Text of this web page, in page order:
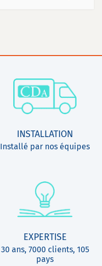
INSTALLATION
Installé par nos équipes
EXPERTISE
30 ans, 7000 clients, 105
pays